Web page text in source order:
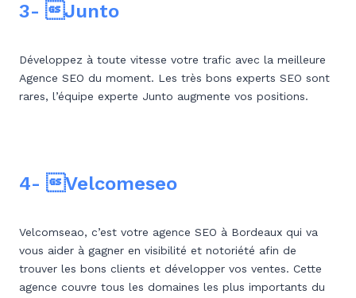
3- Junto
Développez à toute vitesse votre trafic avec la meilleure
Agence SEO du moment. Les très bons experts SEO sont
rares, l’équipe experte Junto augmente vos positions.
4- Velcomeseo
Velcomseao, c’est votre agence SEO à Bordeaux qui va
vous aider à gagner en visibilité et notoriété afin de
trouver les bons clients et développer vos ventes. Cette
agence couvre tous les domaines les plus importants du